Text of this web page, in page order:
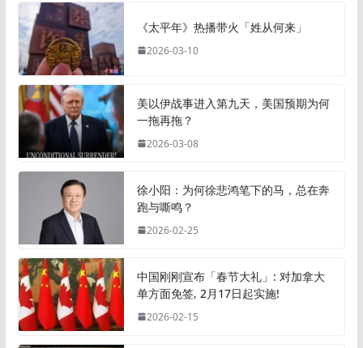
《太平年》热播带火「姓从何来」
2026-03-10
美以伊战事进入第九天，美国预期为何
一拖再拖？
2026-03-08
徐小阳：为何徐悲鸿笔下的马，总在奔
跑与嘶鸣？
2026-02-25
中国刚刚宣布「春节大礼」: 对加拿大
单方面免签, 2月17日起实施!
2026-02-15